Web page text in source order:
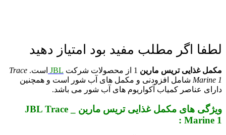
لطفا اگر مطلب مفید بود امتیاز دهید
مکمل غذایی تریس مارین 1 از محصولات شرکت JBL است. Trace
Marine 1 شامل افزودنی و مکمل های آب شور است و همچنین
دارای عناصر کمیاب آکواریوم های آب شور می باشد.
ویژگی های مکمل غذایی تریس مارین _ JBL Trace
Marine 1 :